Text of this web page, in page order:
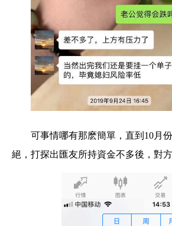
可事情哪有那麽簡單，直到10月
絕，打探出匯友所持資金不多後，對